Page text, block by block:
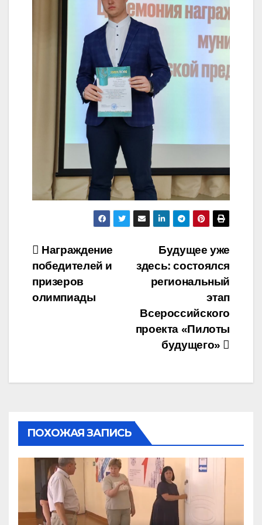
Навигация
по
записям
Будущее уже
здесь: состоялся
региональный
этап
Всероссийского
проекта «Пилоты
будущего»
Награждение
победителей и
призеров
олимпиады
ПОХОЖАЯ ЗАПИСЬ